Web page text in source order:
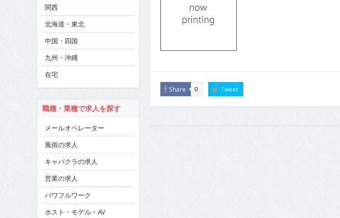
Share 0 Tweet
関西
北海道・東北
中国・四国
九州・沖縄
在宅
職種・業種で求人を探す
メールオペレーター
風俗の求人
キャバクラの求人
営業の求人
パワフルワーク
ホスト・モデル・AV